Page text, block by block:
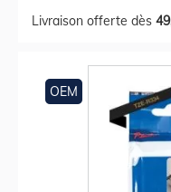
Livraison offerte dès
OEM